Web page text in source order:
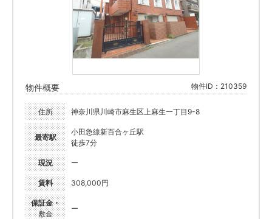
物件概要 物件ID：210359
住所 神奈川県川崎市麻生区上麻生一丁目9-8
最寄駅
小田急線新百合ヶ丘駅
徒歩7分
現況 ー
賃料 308,000円
保証金・
敷金
ー